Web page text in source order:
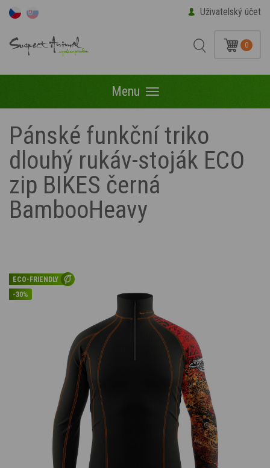
Uživatelský účet
0
Menu Menu
Pánské funkční triko
dlouhý rukáv-stoják ECO
zip BIKES černá
BambooHeavy
ECO-FRIENDLY
-30%